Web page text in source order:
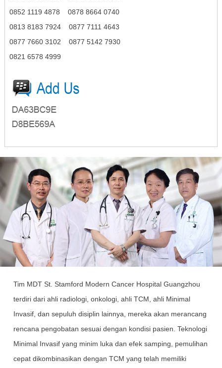
minarACEH
Telah berhasil melakukan reservasi untuk se
minarACEH
Ibu Evi Yanti
Telah berhasil melakukan reservasi untuk se
minarPALEMBANG
Ibu Evi Yanti
Ibu Roselina
**********74
Telah berhasil melakukan reservasi untuk se
minar
ACEH
Ibu Evi Yanti
**********74
Telah berhasil melakukan reservasi untuk se
minarACEH
Bapak. Purwo
**********69
Telah berhasil melakukan reservasi untuk se
Ibu Khomaria
**********11
Telah berhasil melakukan reservasi untuk se
Bapak. Gatot
**********59
0852 1119 4878 0878 8664 0740
0813 8183 7924 0877 7111 4643
0877 7660 3102 0877 5142 7930
0821 6578 4999
Tim MDT St. Stamford Modern Cancer Hospital Guangzhou
terdiri dari ahli radiologi, onkologi, ahli TCM, ahli Minimal
Invasif, dan sepuluh disiplin lainnya, mereka akan merancang
rencana pengobatan sesuai dengan kondisi pasien. Teknologi
Minimal Invasif yang minim luka dan efek samping, pemulihan
cepat dikombinasikan dengan TCM yang telah memiliki